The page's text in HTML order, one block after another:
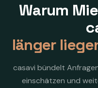
Warum
länger
casavi bündelt
einschätzen und